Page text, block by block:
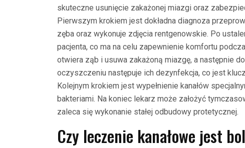
skuteczne usunięcie zakażonej miazgi oraz
Pierwszym krokiem jest dokładna diagnoza
zęba oraz wykonuje zdjęcia rentgenowskie. Po
pacjenta, co ma na celu zapewnienie komfortu
otwiera ząb i usuwa zakażoną miazgę, a następnie
oczyszczeniu następuje ich dezynfekcja, co jest
Kolejnym krokiem jest wypełnienie kanałów
bakteriami. Na koniec lekarz może założyć
zaleca się wykonanie stałej odbudowy protetycznej.
Czy leczenie kanałowe jest